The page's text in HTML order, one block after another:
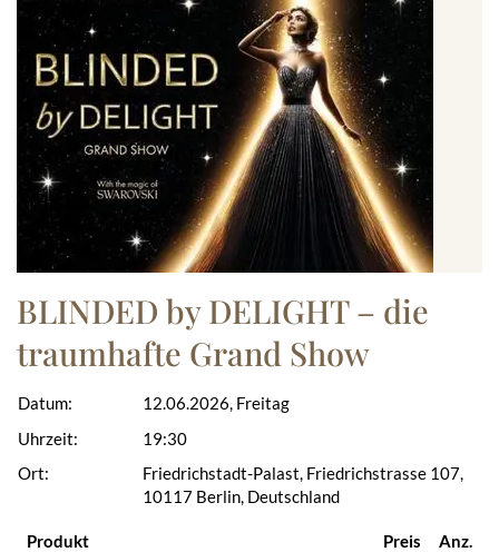
BLINDED by DELIGHT – die
traumhafte Grand Show
Datum:
Uhrzeit:
Ort:
12.06.2026, Freitag
19:30
Friedrichstadt-Palast, Friedrichstrasse 107,
10117 Berlin, Deutschland
Produkt Preis Anz.